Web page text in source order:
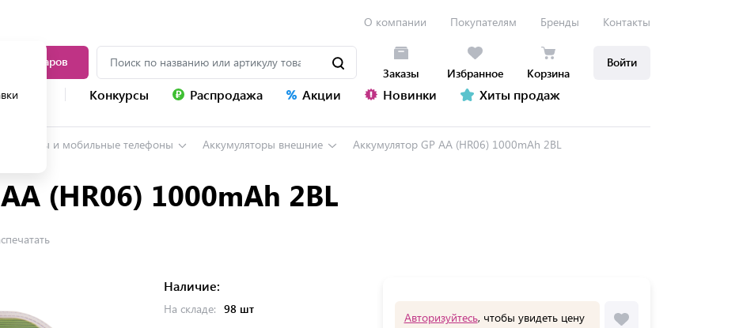
О компании Покупателям Бренды Контакты
товаров
Заказы Избранное Корзина
Войти
услуг Конкурсы Распродажа Акции Новинки Хиты продаж
и мобильные телефоны Аккумуляторы внешние Аккумулятор GP AA (HR06) 1000mAh 2BL
(HR06) 1000mAh 2BL
Наличие:
На складе: 98 шт
Авторизуйтесь, чтобы увидеть цену